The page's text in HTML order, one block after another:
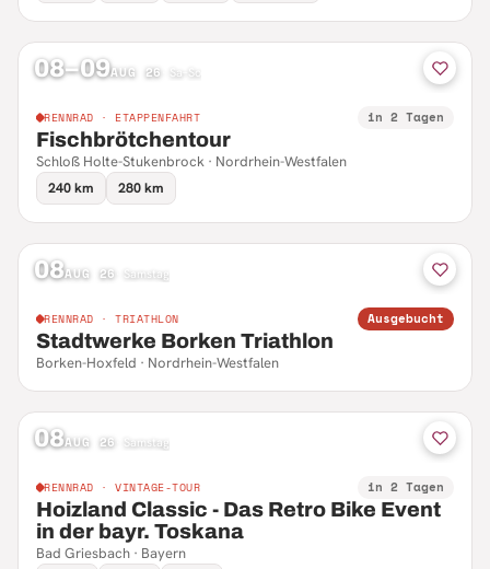
08–09AUG 26 Sa–So
RENNRAD · ETAPPENFAHRT in 2 Tagen
Fischbrötchentour
Schloß Holte-Stukenbrock · Nordrhein-Westfalen
240 km
280 km
08AUG 26 Samstag
RENNRAD · TRIATHLON Ausgebucht
Stadtwerke Borken Triathlon
Borken-Hoxfeld · Nordrhein-Westfalen
08AUG 26 Samstag
RENNRAD · VINTAGE-TOUR in 2 Tagen
Hoizland Classic - Das Retro Bike Event
in der bayr. Toskana
Bad Griesbach · Bayern